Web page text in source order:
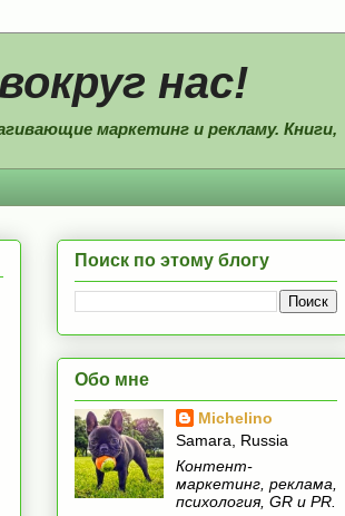
нас!
маркетинг и рекламу. Книги,
Поиск по этому блогу
Обо мне
Michelino
Samara, Russia
Контент-
маркетинг, реклама,
психология, GR и PR.